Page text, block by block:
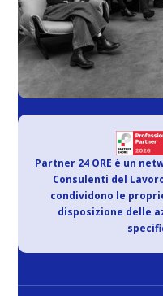
Partner 24 ORE è un
Consulenti del
condividono le
disposizione delle